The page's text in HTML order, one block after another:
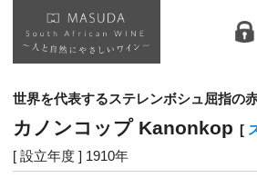
世界を代表するステレンボシュ屈指の
カノンコップ Kanonkop [
[ 設立年度 ] 1910年